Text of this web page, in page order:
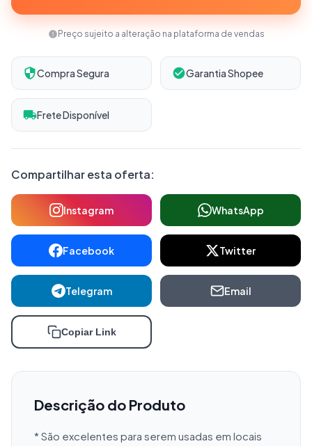
Preço sujeito a alteração na plataforma de vendas
Compra Segura Garantia Shopee
Frete Disponível
Compartilhar esta oferta:
Instagram WhatsApp
Facebook Twitter
Telegram Email
Copiar Link
Descrição do Produto
* São excelentes para serem usadas em locais